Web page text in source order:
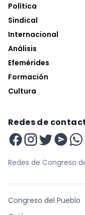
Política
Sindical
Internacional
Análisis
Efemérides
Formación
Cultura
Redes de
Redes de Congreso
Congreso del Pueblo